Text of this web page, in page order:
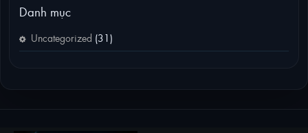
Danh mục
Uncategorized (31)